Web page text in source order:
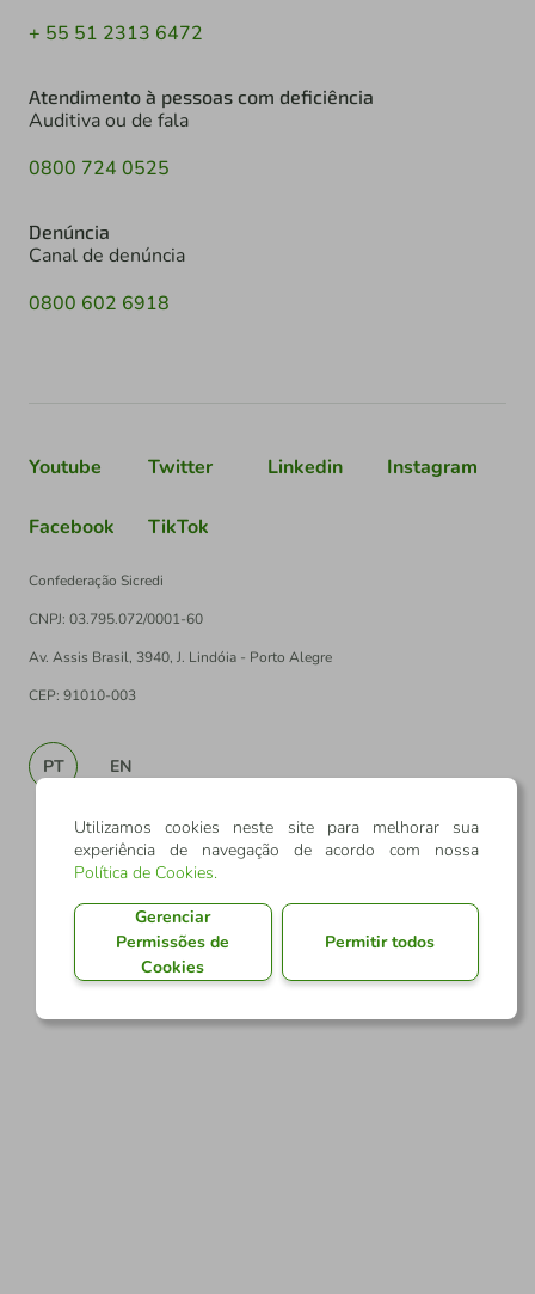
+ 55 51 2313 6472
Atendimento à pessoas com deficiência
Auditiva ou de fala
0800 724 0525
Denúncia
Canal de denúncia
0800 602 6918
Youtube Twitter Linkedin Instagram
Facebook TikTok
Confederação Sicredi
CNPJ: 03.795.072/0001-60
Av. Assis Brasil, 3940, J. Lindóia - Porto Alegre
CEP: 91010-003
PT EN
Utilizamos cookies neste site para melhorar sua
experiência de navegação de acordo com nossa
Política de Cookies.
Gerenciar
Permissões de
Cookies
Permitir todos